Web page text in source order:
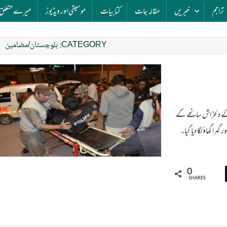
تراجم خبریں مقالہ جات کتابیات موسیقی اور ویڈیوز میرے متعلق
CATEGORY: بلوچستان/مضامین
دلخراش سانحے کے
گھاؤ لگا دیا گیا۔
0
SHARES